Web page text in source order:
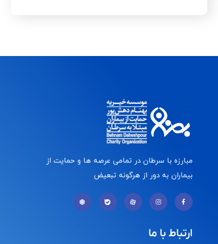
مبارزه با سرطان در تمامی عرصه ها و حمایت از
بیماران به دور از هرگونه تبعیض
ارتباط با ما